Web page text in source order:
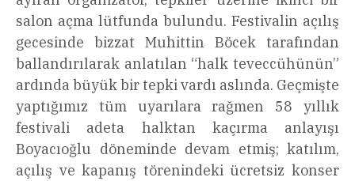
salon açma lütfunda bulundu. Festivalin açılış
gecesinde bizzat Muhittin Böcek tarafından
ballandırılarak anlatılan “halk teveccühünün”
ardında büyük bir tepki vardı aslında. Geçmişte
yaptığımız tüm uyarılara rağmen 58 yıllık
festivali adeta halktan kaçırma anlayışı
Boyacıoğlu döneminde devam etmiş; katılım,
açılış ve kapanış törenindeki ücretsiz konser